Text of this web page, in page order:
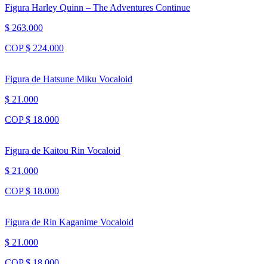
Figura Harley Quinn – The Adventures Continue
$ 263.000
COP $ 224.000
Figura de Hatsune Miku Vocaloid
$ 21.000
COP $ 18.000
Figura de Kaitou Rin Vocaloid
$ 21.000
COP $ 18.000
Figura de Rin Kaganime Vocaloid
$ 21.000